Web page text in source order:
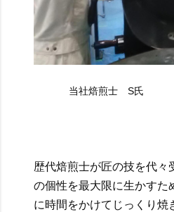
当社焙煎士 S氏
歴代焙煎士が匠の技を代々
の個性を最大限に生かすた
に時間をかけてじっくり焼